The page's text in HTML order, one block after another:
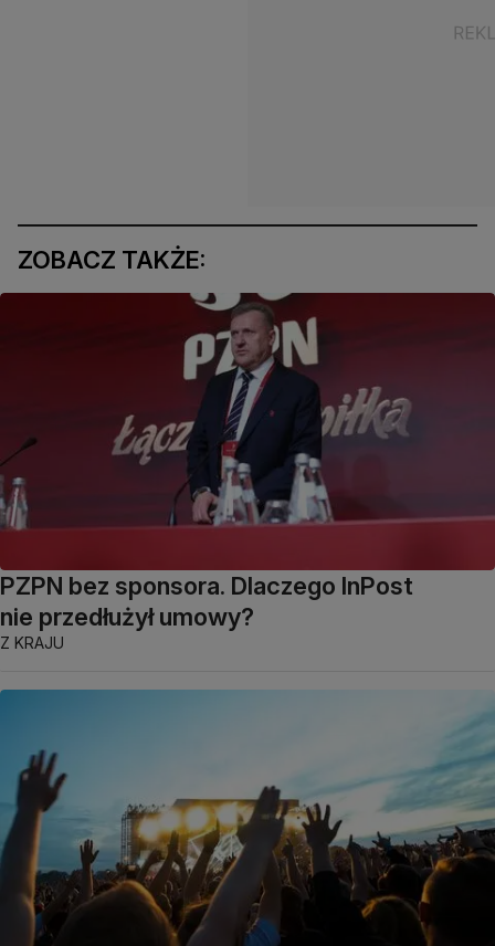
ZOBACZ TAKŻE:
PZPN bez sponsora. Dlaczego InPost
nie przedłużył umowy?
Z KRAJU